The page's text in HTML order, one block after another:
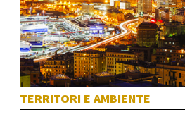
TERRITORI E AMBIENTE